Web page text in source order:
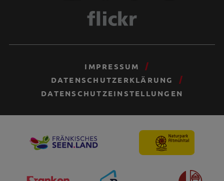
IMPRESSUM
DATENSCHUTZERKLÄRUNG
DATENSCHUTZEINSTELLUNGEN